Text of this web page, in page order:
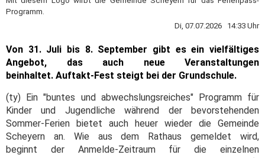
Programm.
Di, 07.07.2026 14:33 Uhr
Von 31. Juli bis 8. September gibt es ein vielfältiges
Angebot, das auch neue Veranstaltungen
beinhaltet. Auftakt-Fest steigt bei der Grundschule.
(ty) Ein "buntes und abwechslungsreiches" Programm für
Kinder und Jugendliche während der bevorstehenden
Sommer-Ferien bietet auch heuer wieder die Gemeinde
Scheyern an. Wie aus dem Rathaus gemeldet wird,
beginnt der Anmelde-Zeitraum für die einzelnen